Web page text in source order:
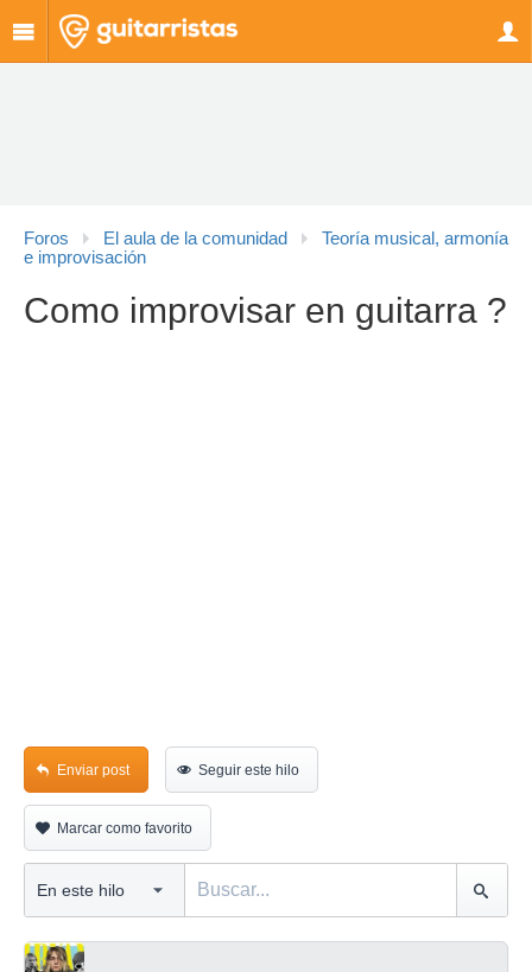
Foros El aula de la comunidad
Teoría musical, armonía
e improvisación
Como improvisar en guitarra ?
Enviar post Seguir este hilo
Marcar como favorito